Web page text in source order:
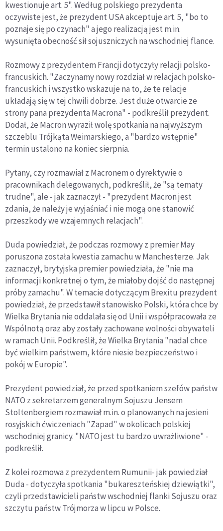
kwestionuje art. 5". Według polskiego prezydenta
oczywiste jest, że prezydent USA akceptuje art. 5, "bo to
poznaje się po czynach" a jego realizacją jest m.in.
wysunięta obecność sił sojuszniczych na wschodniej flance.
Rozmowy z prezydentem Francji dotyczyły relacji polsko-
francuskich. "Zaczynamy nowy rozdział w relacjach polsko-
francuskich i wszystko wskazuje na to, że te relacje
układają się w tej chwili dobrze. Jest duże otwarcie ze
strony pana prezydenta Macrona" - podkreślił prezydent.
Dodał, że Macron wyraził wolę spotkania na najwyższym
szczeblu Trójkąta Weimarskiego, a "bardzo wstępnie"
termin ustalono na koniec sierpnia.
Pytany, czy rozmawiał z Macronem o dyrektywie o
pracownikach delegowanych, podkreślił, że "są tematy
trudne", ale - jak zaznaczył - "prezydent Macron jest
zdania, że należy je wyjaśniać i nie mogą one stanowić
przeszkody we wzajemnych relacjach".
Duda powiedział, że podczas rozmowy z premier May
poruszona została kwestia zamachu w Manchesterze. Jak
zaznaczył, brytyjska premier powiedziała, że "nie ma
informacji konkretnej o tym, że miałoby dojść do następnej
próby zamachu". W temacie dotyczącym Brexitu prezydent
powiedział, że przedstawił stanowisko Polski, która chce by
Wielka Brytania nie oddalała się od Unii i współpracowała ze
Wspólnotą oraz aby zostały zachowane wolności obywateli
w ramach Unii. Podkreślił, że Wielka Brytania "nadal chce
być wielkim państwem, które niesie bezpieczeństwo i
pokój w Europie".
Prezydent powiedział, że przed spotkaniem szefów państw
NATO z sekretarzem generalnym Sojuszu Jensem
Stoltenbergiem rozmawiał m.in. o planowanych na jesieni
rosyjskich ćwiczeniach "Zapad" w okolicach polskiej
wschodniej granicy. "NATO jest tu bardzo uwrażliwione" -
podkreślił.
Z kolei rozmowa z prezydentem Rumunii- jak powiedział
Duda - dotyczyła spotkania "bukareszteńskiej dziewiątki",
czyli przedstawicieli państw wschodniej flanki Sojuszu oraz
szczytu państw Trójmorza w lipcu w Polsce.